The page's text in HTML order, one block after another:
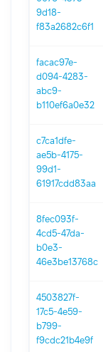
9d18-
f83a2682c6f1
facac97e-
d094-4283-
abc9-
b110ef6a0e32
c7ca1dfe-
ae5b-4175-
99d1-
61917cdd83aa
8fec093f-
4cd5-47da-
b0e3-
46e3be13768c
4503827f-
17c5-4e59-
b799-
f9cdc21b4e9f